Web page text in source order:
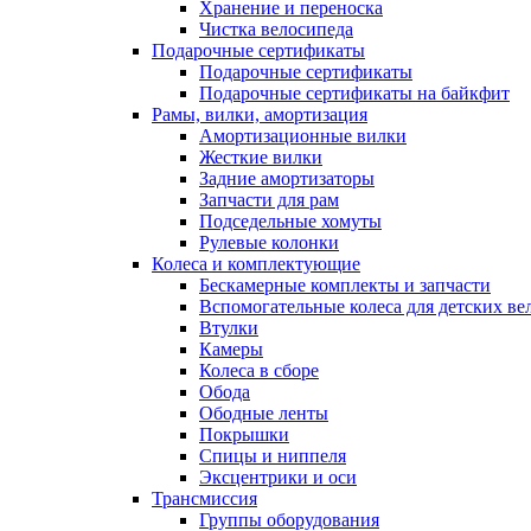
Хранение и переноска
Чистка велосипеда
Подарочные сертификаты
Подарочные сертификаты
Подарочные сертификаты на байкфит
Рамы, вилки, амортизация
Амортизационные вилки
Жесткие вилки
Задние амортизаторы
Запчасти для рам
Подседельные хомуты
Рулевые колонки
Колеса и комплектующие
Бескамерные комплекты и запчасти
Вспомогательные колеса для детских
Втулки
Камеры
Колеса в сборе
Обода
Ободные ленты
Покрышки
Спицы и ниппеля
Эксцентрики и оси
Трансмиссия
Группы оборудования